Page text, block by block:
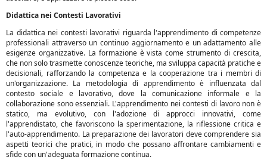
Didattica nei Contesti Lavorativi
La didattica nei contesti lavorativi riguarda l'apprendimento di competenze
professionali attraverso un continuo aggiornamento e un adattamento alle
esigenze organizzative. La formazione è vista come strumento di crescita,
che non solo trasmette conoscenze teoriche, ma sviluppa capacità pratiche e
decisionali, rafforzando la competenza e la cooperazione tra i membri di
un'organizzazione. La metodologia di apprendimento è influenzata dal
contesto sociale e lavorativo, dove la comunicazione informale e la
collaborazione sono essenziali. L'apprendimento nei contesti di lavoro non è
statico, ma evolutivo, con l'adozione di approcci innovativi, come
l'apprendistato, che favoriscono la sperimentazione, la riflessione critica e
l'auto-apprendimento. La preparazione dei lavoratori deve comprendere sia
aspetti teorici che pratici, in modo che possano affrontare cambiamenti e
sfide con un'adeguata formazione continua.